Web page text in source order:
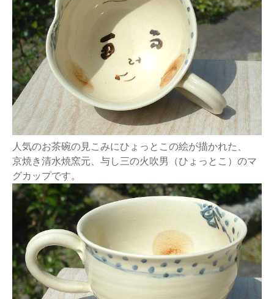
人気のお茶碗の見こみにひょっとこの絵が描かれた、
京焼き清水焼窯元、与し三の火吹男（ひょっとこ）のマ
グカップです。